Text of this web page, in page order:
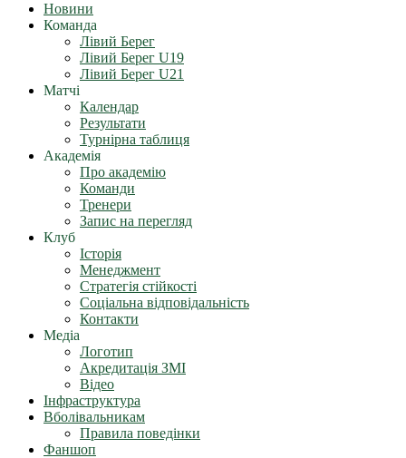
Новини
Команда
Лівий Берег
Лівий Берег U19
Лівий Берег U21
Матчі
Календар
Результати
Турнірна таблиця
Академія
Про академію
Команди
Тренери
Запис на перегляд
Клуб
Історія
Менеджмент
Стратегія стійкості
Соціальна відповідальність
Контакти
Медіа
Логотип
Акредитація ЗМІ
Відео
Інфраструктура
Вболівальникам
Правила поведінки
Фаншоп